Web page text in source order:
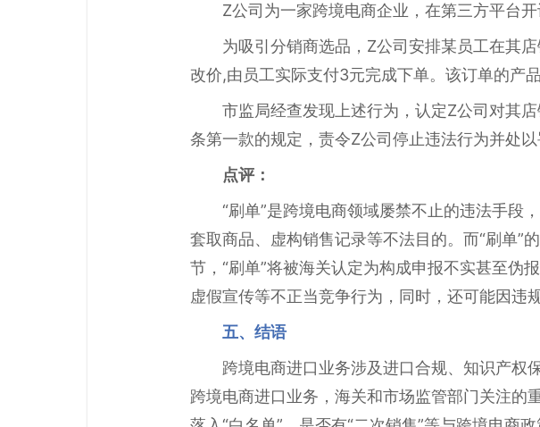
Z公司为一家跨境电商企业，在第三方平台
为吸引分销商选品，Z公司安排某员工在其
改价,由员工实际支付3元完成下单。该订单的产
市监局经查发现上述行为，认定Z公司对其
条第一款的规定，责令Z公司停止违法行为并处以
点评：
“刷单”是跨境电商领域屡禁不止的违法手段
套取商品、虚构销售记录等不法目的。而“刷单”
节，“刷单”将被海关认定为构成申报不实甚至伪
虚假宣传等不正当竞争行为，同时，还可能因违
五、结语
跨境电商进口业务涉及进口合规、知识产权
跨境电商进口业务，海关和市场监管部门关注的